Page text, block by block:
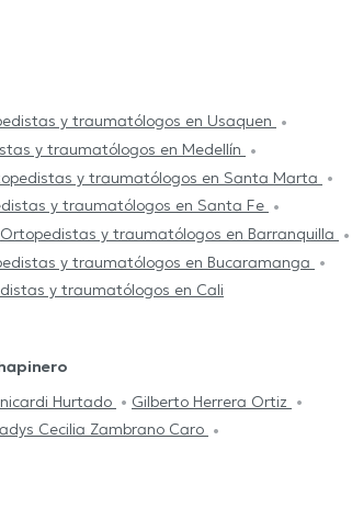
y traumatólogos en Usaquen
y traumatólogos en Medellín
y traumatólogos en Santa Marta
y traumatólogos en Santa Fe
Ortopedistas y traumatólogos en Barranquilla
y traumatólogos en Bucaramanga
y traumatólogos en Cali
Hurtado
Gilberto Herrera Ortiz
Cecilia Zambrano Caro